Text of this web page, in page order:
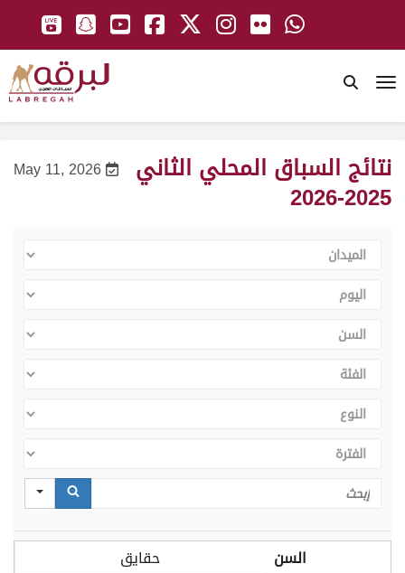
May 11, 2026 نتائج السباق المحلي الثاني
2025-2026
الميدان
اليوم
السن
الفئة
النوع
الفترة
Search
السن
حقايق